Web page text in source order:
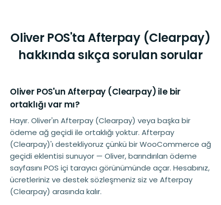
Oliver POS'ta Afterpay (Clearpay)
hakkında sıkça sorulan sorular
Oliver POS'un Afterpay (Clearpay) ile bir
ortaklığı var mı?
Hayır. Oliver'ın Afterpay (Clearpay) veya başka bir
ödeme ağ geçidi ile ortaklığı yoktur. Afterpay
(Clearpay)'ı destekliyoruz çünkü bir WooCommerce ağ
geçidi eklentisi sunuyor — Oliver, barındırılan ödeme
sayfasını POS içi tarayıcı görünümünde açar. Hesabınız,
ücretleriniz ve destek sözleşmeniz siz ve Afterpay
(Clearpay) arasında kalır.